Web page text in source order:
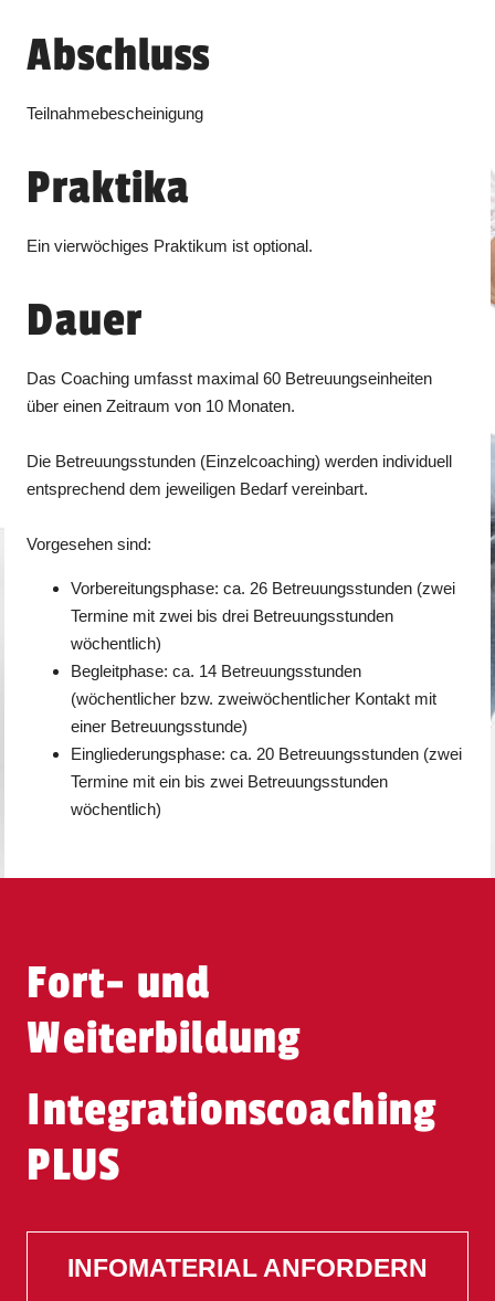
Abschluss
Teilnahmebescheinigung
Praktika
Ein vierwöchiges Praktikum ist optional.
Dauer
Das Coaching umfasst maximal 60 Betreuungseinheiten
über einen Zeitraum von 10 Monaten.
Die Betreuungsstunden (Einzelcoaching) werden individuell
entsprechend dem jeweiligen Bedarf vereinbart.
Vorgesehen sind:
Vorbereitungsphase: ca. 26 Betreuungsstunden (zwei
Termine mit zwei bis drei Betreuungsstunden
wöchentlich)
Begleitphase: ca. 14 Betreuungsstunden
(wöchentlicher bzw. zweiwöchentlicher Kontakt mit
einer Betreuungsstunde)
Eingliederungsphase: ca. 20 Betreuungsstunden (zwei
Termine mit ein bis zwei Betreuungsstunden
wöchentlich)
Fort- und
Weiterbildung
Integrationscoaching
PLUS
INFOMATERIAL ANFORDERN